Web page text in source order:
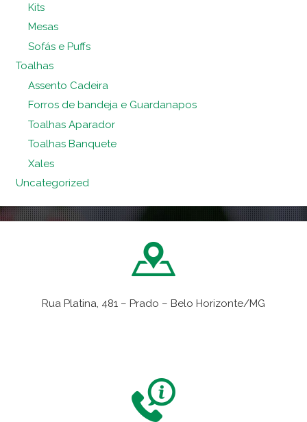
Kits
Mesas
Sofás e Puffs
Toalhas
Assento Cadeira
Forros de bandeja e Guardanapos
Toalhas Aparador
Toalhas Banquete
Xales
Uncategorized
Rua Platina, 481 – Prado – Belo Horizonte/MG